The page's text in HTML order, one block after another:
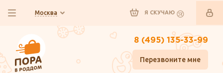
Москва Я СКУЧАЮ
8 (495) 135-33-99
Перезвоните мне